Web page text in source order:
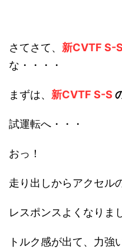
さてさて、 新CVTF S-S
な・・・・
まずは、 新CVTF S-S
試運転へ・・・
おっ！
走り出しからアクセル
レスポンスよくなりま
トルク感が出て、力強